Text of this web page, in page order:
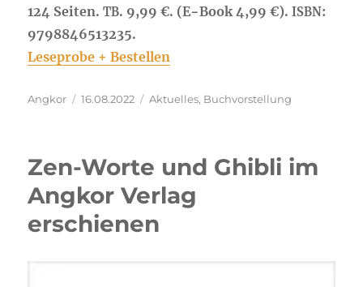
124 Sei­ten.TB. 9,99 €. (E−Book 4,99 €).ISBN:
9798846513235.
Lese­pro­be + Bestellen
Autor
Angkor
Veröffentlicht
16.08.2022 Kategorien
Aktuelles, Buchvorstellung
Zen-Worte und Ghibli im
Angkor Verlag
erschienen